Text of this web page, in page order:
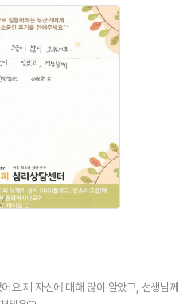
요.제 자신에 대해 많이 알았고, 선생님께